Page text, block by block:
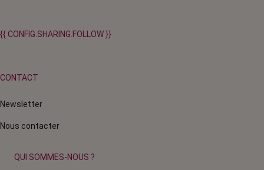
{{ CONFIG.SHARING.FOLLOW }}
CONTACT
Newsletter
Nous contacter
QUI SOMMES-NOUS ?